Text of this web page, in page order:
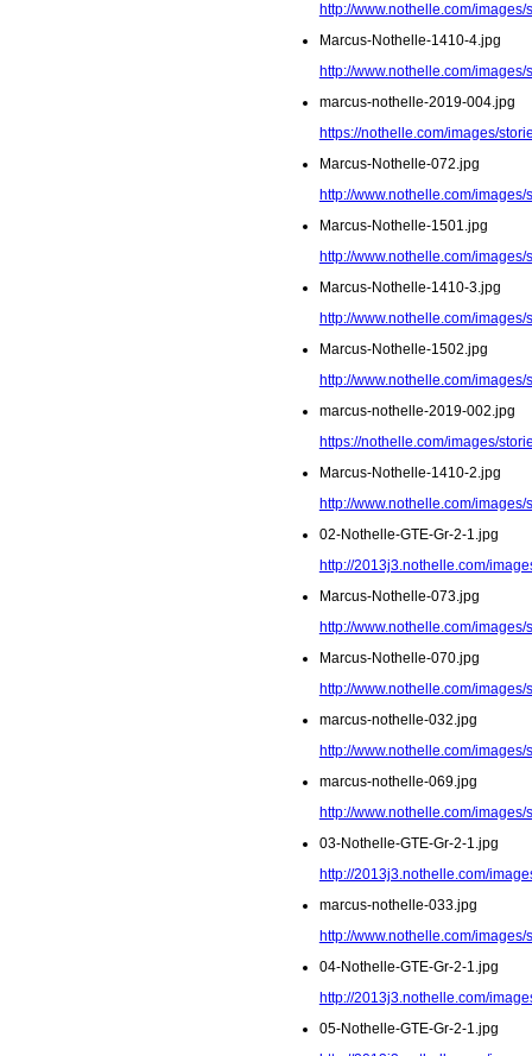
http://www.nothelle.com/
Marcus-Nothelle-1410-4.jpg
http://www.nothelle.com/
marcus-nothelle-2019-004.jpg
https://nothelle.com/images/
Marcus-Nothelle-072.jpg
http://www.nothelle.com/
Marcus-Nothelle-1501.jpg
http://www.nothelle.com/
Marcus-Nothelle-1410-3.jpg
http://www.nothelle.com/
Marcus-Nothelle-1502.jpg
http://www.nothelle.com/
marcus-nothelle-2019-002.jpg
https://nothelle.com/images/
Marcus-Nothelle-1410-2.jpg
http://www.nothelle.com/
02-Nothelle-GTE-Gr-2-1.jpg
http://2013j3.nothelle.com/
Marcus-Nothelle-073.jpg
http://www.nothelle.com/
Marcus-Nothelle-070.jpg
http://www.nothelle.com/
marcus-nothelle-032.jpg
http://www.nothelle.com/
marcus-nothelle-069.jpg
http://www.nothelle.com/
03-Nothelle-GTE-Gr-2-1.jpg
http://2013j3.nothelle.com/
marcus-nothelle-033.jpg
http://www.nothelle.com/
04-Nothelle-GTE-Gr-2-1.jpg
http://2013j3.nothelle.com/
05-Nothelle-GTE-Gr-2-1.jpg